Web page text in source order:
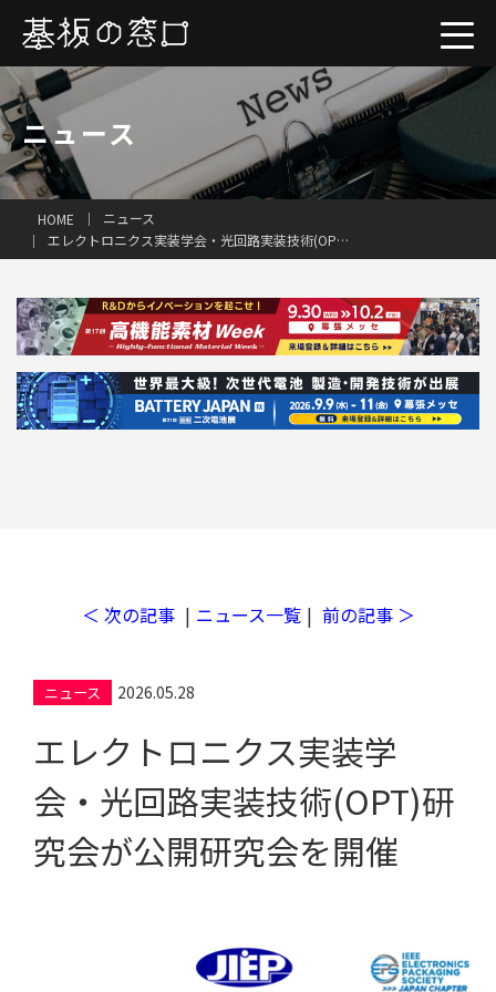
ニュース
HOME
ニュース
エレクトロニクス実装学会・光回路実装技術(OPT)研究会が公開研究会を開催
＜ 次の記事 | ニュース一覧 | 前の記事 ＞
ニュース 2026.05.28
エレクトロニクス実装学
会・光回路実装技術(OPT)研
究会が公開研究会を開催